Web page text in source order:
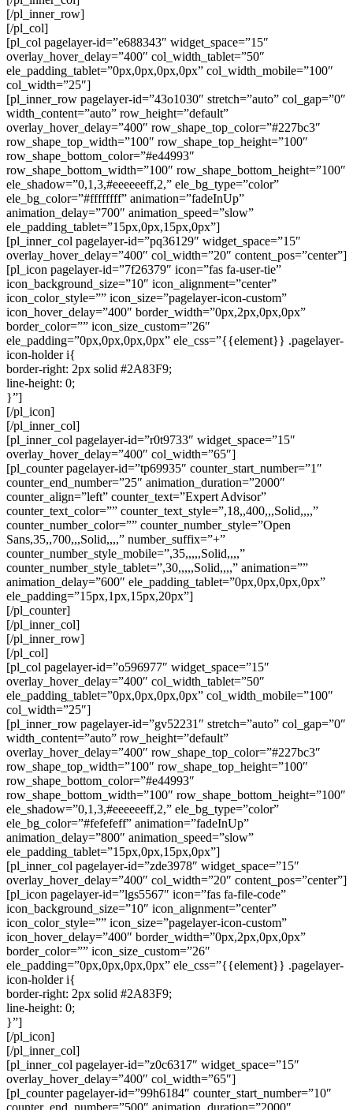
[/pl_inner_row]
[/pl_col]
[pl_col pagelayer-id=”e688343″ widget_space=”15″
overlay_hover_delay=”400″ col_width_tablet=”50″
ele_padding_tablet=”0px,0px,0px,0px” col_width_mobile=”100″
col_width=”25″]
[pl_inner_row pagelayer-id=”43o1030″ stretch=”auto” col_gap=”0″
width_content=”auto” row_height=”default”
overlay_hover_delay=”400″ row_shape_top_color=”#227bc3″
row_shape_top_width=”100″ row_shape_top_height=”100″
row_shape_bottom_color=”#e44993″
row_shape_bottom_width=”100″ row_shape_bottom_height=”100″
ele_shadow=”0,1,3,#eeeeeeff,2,” ele_bg_type=”color”
ele_bg_color=”#ffffffff” animation=”fadeInUp”
animation_delay=”700″ animation_speed=”slow”
ele_padding_tablet=”15px,0px,15px,0px”]
[pl_inner_col pagelayer-id=”pq36129″ widget_space=”15″
overlay_hover_delay=”400″ col_width=”20″ content_pos=”center”]
[pl_icon pagelayer-id=”7f26379″ icon=”fas fa-user-tie”
icon_background_size=”10″ icon_alignment=”center”
icon_color_style=”” icon_size=”pagelayer-icon-custom”
icon_hover_delay=”400″ border_width=”0px,2px,0px,0px”
border_color=”” icon_size_custom=”26″
ele_padding=”0px,0px,0px,0px” ele_css=”{{element}} .pagelayer-
icon-holder i{
border-right: 2px solid #2A83F9;
line-height: 0;
}”]
[/pl_icon]
[/pl_inner_col]
[pl_inner_col pagelayer-id=”r0t9733″ widget_space=”15″
overlay_hover_delay=”400″ col_width=”65″]
[pl_counter pagelayer-id=”tp69935″ counter_start_number=”1″
counter_end_number=”25″ animation_duration=”2000″
counter_align=”left” counter_text=”Expert Advisor”
counter_text_color=”” counter_text_style=”,18,,400,,,Solid,,,,”
counter_number_color=”” counter_number_style=”Open
Sans,35,,700,,,Solid,,,,” number_suffix=”+”
counter_number_style_mobile=”,35,,,,,Solid,,,,”
counter_number_style_tablet=”,30,,,,,Solid,,,,” animation=””
animation_delay=”600″ ele_padding_tablet=”0px,0px,0px,0px”
ele_padding=”15px,1px,15px,20px”]
[/pl_counter]
[/pl_inner_col]
[/pl_inner_row]
[/pl_col]
[pl_col pagelayer-id=”o596977″ widget_space=”15″
overlay_hover_delay=”400″ col_width_tablet=”50″
ele_padding_tablet=”0px,0px,0px,0px” col_width_mobile=”100″
col_width=”25″]
[pl_inner_row pagelayer-id=”gv52231″ stretch=”auto” col_gap=”0″
width_content=”auto” row_height=”default”
overlay_hover_delay=”400″ row_shape_top_color=”#227bc3″
row_shape_top_width=”100″ row_shape_top_height=”100″
row_shape_bottom_color=”#e44993″
row_shape_bottom_width=”100″ row_shape_bottom_height=”100″
ele_shadow=”0,1,3,#eeeeeeff,2,” ele_bg_type=”color”
ele_bg_color=”#fefefeff” animation=”fadeInUp”
animation_delay=”800″ animation_speed=”slow”
ele_padding_tablet=”15px,0px,15px,0px”]
[pl_inner_col pagelayer-id=”zde3978″ widget_space=”15″
overlay_hover_delay=”400″ col_width=”20″ content_pos=”center”]
[pl_icon pagelayer-id=”lgs5567″ icon=”fas fa-file-code”
icon_background_size=”10″ icon_alignment=”center”
icon_color_style=”” icon_size=”pagelayer-icon-custom”
icon_hover_delay=”400″ border_width=”0px,2px,0px,0px”
border_color=”” icon_size_custom=”26″
ele_padding=”0px,0px,0px,0px” ele_css=”{{element}} .pagelayer-
icon-holder i{
border-right: 2px solid #2A83F9;
line-height: 0;
}”]
[/pl_icon]
[/pl_inner_col]
[pl_inner_col pagelayer-id=”z0c6317″ widget_space=”15″
overlay_hover_delay=”400″ col_width=”65″]
[pl_counter pagelayer-id=”99h6184″ counter_start_number=”10″
counter_end_number=”500″ animation_duration=”2000″